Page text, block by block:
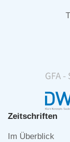
Zeitschriften
Navigation
Im Überblick